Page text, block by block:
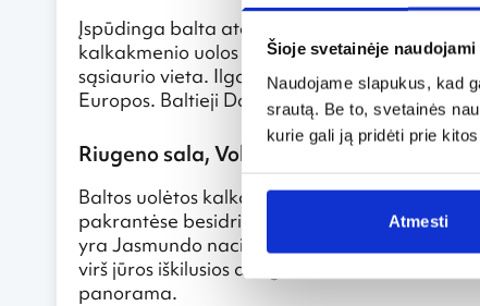
Šioje svetainėje naudojami
Naudojame slapukus, kad
srautą. Be to, svetainės
kurie gali ją pridėti prie
Atmesti
Įspūdinga balta atodanga stūkso Anglijos
kalkakmenio uolos tarsi žvelgia į žemyninę
sąsiaurio vieta. Ilgą laiką šios uolos buvo
Europos. Baltieji Doverio skardžiai laikomi
Riugeno sala, Vokietija
Baltos uolėtos kalkakmenio pakrantės
pakrantėse besidriekiančios kalkakmenio
yra Jasmundo nacionaliame parke esantis
virš jūros iškilusios daugiau nei 110 m,
panorama.